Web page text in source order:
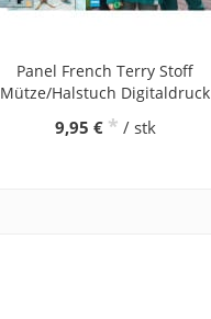
Panel French Terry Stoff
Mütze/Halstuch Digitaldruck
9,95 € * / stk